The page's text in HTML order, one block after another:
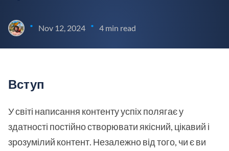
• Nov 12, 2024 • 4 min read
Вступ
У світі написання контенту успіх полягає у
здатності постійно створювати якісний, цікавий і
зрозумілий контент. Незалежно від того, чи є ви